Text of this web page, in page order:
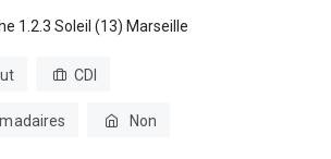
1.2.3 Soleil (13) Marseille
CDI
Non